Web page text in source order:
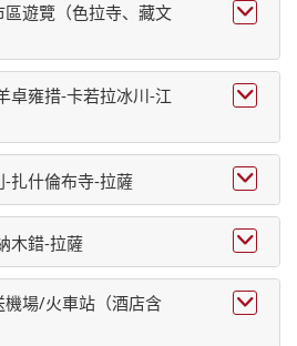
遊覽（色拉寺、藏文

卓雍措-卡若拉冰川-江

扎什倫布寺-拉薩 
木錯-拉薩 
場/火車站（酒店含
